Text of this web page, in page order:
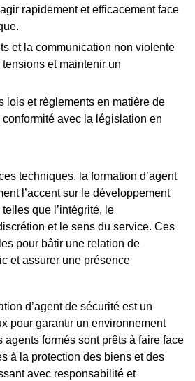
rapidement et efficacement face
et la communication non violente
et maintenir un
lois et règlements en matière de
avec la législation en
techniques, la formation d’agent
l’accent sur le développement
que l’intégrité, le
et le sens du service. Ces
pour bâtir une relation de
et assurer une présence
d’agent de sécurité est un
pour garantir un environnement
agents formés sont prêts à faire face
à la protection des biens et des
avec responsabilité et